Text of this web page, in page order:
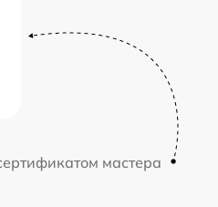
мастера